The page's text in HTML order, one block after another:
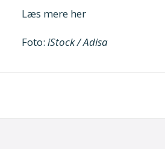
Læs mere her
Foto: iStock / Adisa